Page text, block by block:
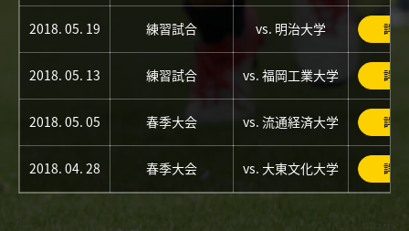
2018. 05. 19 練習試合 vs. 明治大学 詳細
2018. 05. 13 練習試合 vs. 福岡工業大学 詳細
2018. 05. 05 春季大会 vs. 流通経済大学 詳細
2018. 04. 28 春季大会 vs. 大東文化大学 詳細